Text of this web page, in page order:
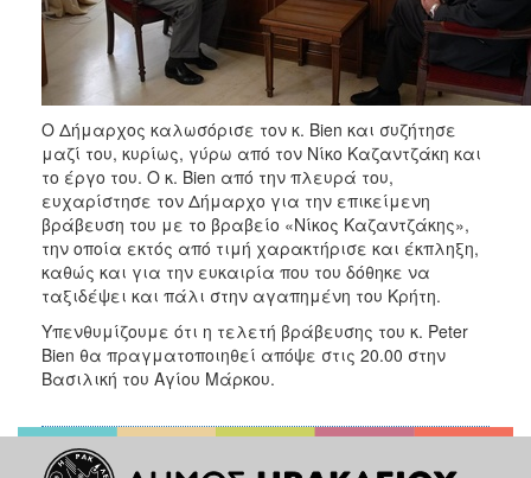
Ο Δήμαρχος καλωσόρισε τον κ. Bien και συζήτησε
μαζί του, κυρίως, γύρω από τον Νίκο Καζαντζάκη και
το έργο του. Ο κ. Bien από την πλευρά του,
ευχαρίστησε τον Δήμαρχο για την επικείμενη
βράβευση του με το βραβείο «Νίκος Καζαντζάκης»,
την οποία εκτός από τιμή χαρακτήρισε και έκπληξη,
καθώς και για την ευκαιρία που του δόθηκε να
ταξιδέψει και πάλι στην αγαπημένη του Κρήτη.
Υπενθυμίζουμε ότι η τελετή βράβευσης του κ. Peter
Bien θα πραγματοποιηθεί απόψε στις 20.00 στην
Βασιλική του Αγίου Μάρκου.